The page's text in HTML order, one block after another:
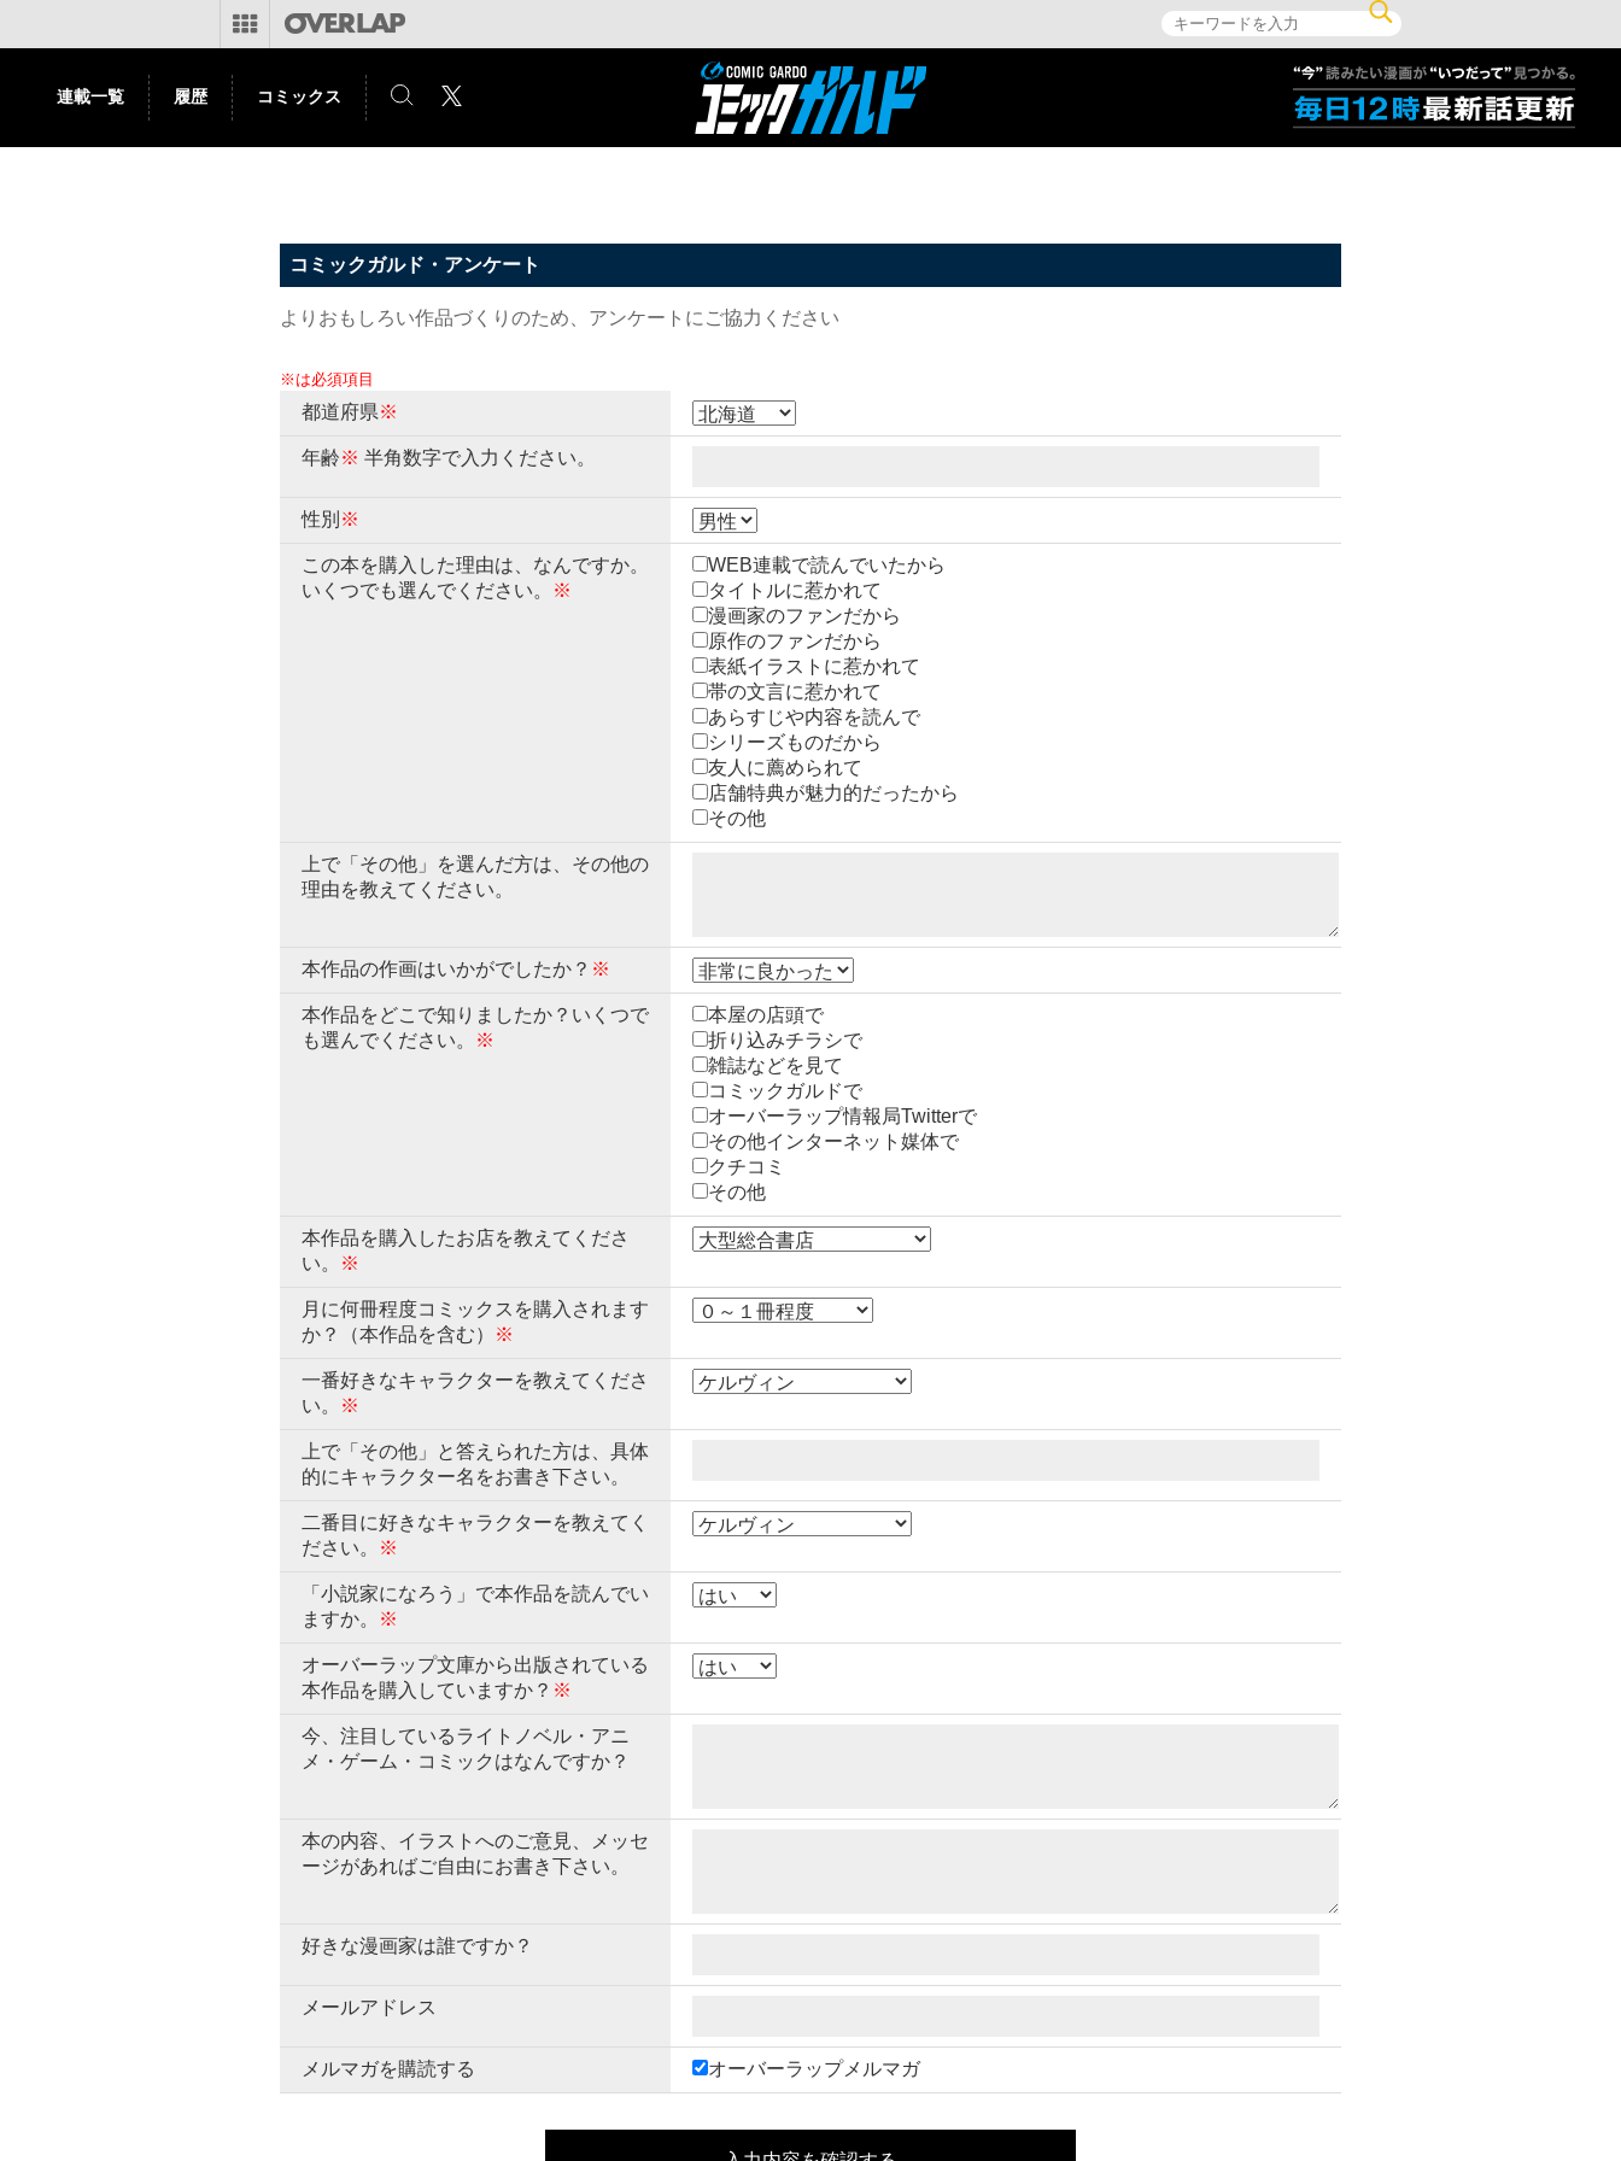
連載一覧 履歴 コミックス
コミックガルド・アンケート
よりおもしろい作品づくりのため、アンケートにご協力ください
※は必須項目
都道府県※
年齢※ 半角数字で入力ください。
性別 ※
この本を購入した理由は、なんですか。
いくつでも選んでください。
※
WEB連載で読んでいたから
タイトルに惹かれて
漫画家のファンだから
原作のファンだから
表紙イラストに惹かれて
帯の文言に惹かれて
あらすじや内容を読んで
シリーズものだから
友人に薦められて
店舗特典が魅力的だったから
その他
上で「その他」を選んだ方は、その他の
理由を教えてください。
本作品の作画はいかがでしたか？ ※
本作品をどこで知りましたか？いくつで
も選んでください。
※
本屋の店頭で
折り込みチラシで
雑誌などを見て
コミックガルドで
オーバーラップ情報局Twitterで
その他インターネット媒体で
クチコミ
その他
本作品を購入したお店を教えてくださ
い。
※
月に何冊程度コミックスを購入されます
か？（本作品を含む）
※
一番好きなキャラクターを教えてくださ
い。
※
上で「その他」と答えられた方は、具体
的にキャラクター名をお書き下さい。
二番目に好きなキャラクターを教えてく
ださい。
※
「小説家になろう」で本作品を読んでい
ますか。
※
オーバーラップ文庫から出版されている
本作品を購入していますか？ ※
今、注目しているライトノベル・アニ
メ・ゲーム・コミックはなんですか？
本の内容、イラストへのご意見、メッセ
ージがあればご自由にお書き下さい。
好きな漫画家は誰ですか？
メールアドレス
メルマガを購読する オーバーラップメルマガ